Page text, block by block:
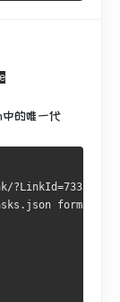
的唯一代
format